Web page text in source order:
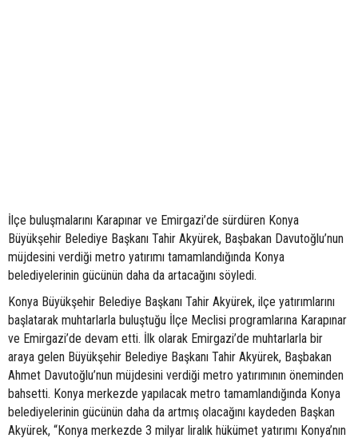
İlçe buluşmalarını Karapınar ve Emirgazi’de sürdüren Konya
Büyükşehir Belediye Başkanı Tahir Akyürek, Başbakan Davutoğlu’nun
müjdesini verdiği metro yatırımı tamamlandığında Konya
belediyelerinin gücünün daha da artacağını söyledi.
Konya Büyükşehir Belediye Başkanı Tahir Akyürek, ilçe yatırımlarını
başlatarak muhtarlarla buluştuğu İlçe Meclisi programlarına Karapınar
ve Emirgazi’de devam etti. İlk olarak Emirgazi’de muhtarlarla bir
araya gelen Büyükşehir Belediye Başkanı Tahir Akyürek, Başbakan
Ahmet Davutoğlu’nun müjdesini verdiği metro yatırımının öneminden
bahsetti. Konya merkezde yapılacak metro tamamlandığında Konya
belediyelerinin gücünün daha da artmış olacağını kaydeden Başkan
Akyürek, “Konya merkezde 3 milyar liralık hükümet yatırımı Konya’nın